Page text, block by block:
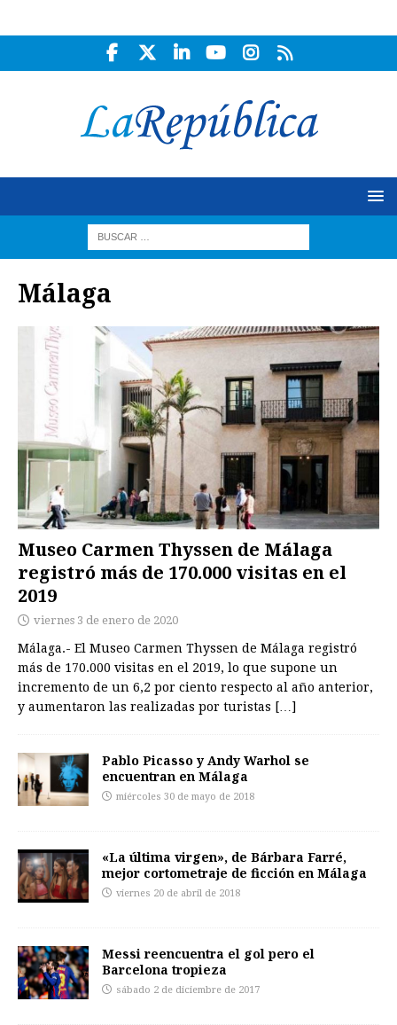
Málaga
Museo Carmen Thyssen de Málaga
registró más de 170.000 visitas en el
2019
viernes 3 de enero de 2020
Málaga.- El Museo Carmen Thyssen de Málaga registró
más de 170.000 visitas en el 2019, lo que supone un
incremento de un 6,2 por ciento respecto al año anterior,
y aumentaron las realizadas por turistas […]
Pablo Picasso y Andy Warhol se
encuentran en Málaga
miércoles 30 de mayo de 2018
«La última virgen», de Bárbara Farré,
mejor cortometraje de ficción en Málaga
viernes 20 de abril de 2018
Messi reencuentra el gol pero el
Barcelona tropieza
sábado 2 de diciembre de 2017